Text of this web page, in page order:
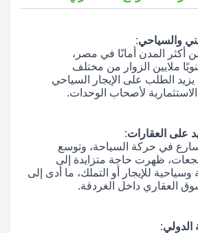
والسياحي:
أكثر المدن أمانًا في مصر،
ملايين الزوار من مختلف
يزيد الطلب على الإيجار السياحي
الاستثمارية لأصحاب الوحدات.
على العقارات:
في حركة السياحة، وتوسع
ظهرت حاجة متزايدة إلى
للإيجار أو التملك، ما أدى إلى
العقاري داخل الغردقة.
الدولي: